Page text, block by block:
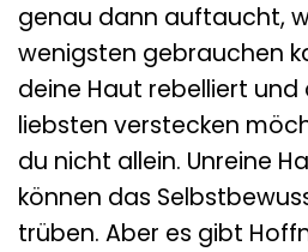
genau dann auftaucht,
wenigsten gebrauchen
deine Haut rebelliert
liebsten verstecken
du nicht allein. Unreine
können das
trüben. Aber es gibt